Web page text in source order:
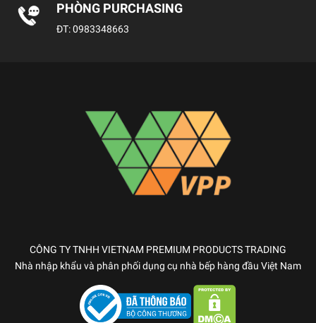
PHÒNG PURCHASING
ĐT:0983348663
CÔNG TY TNHH VIETNAM PREMIUM PRODUCTS TRADING
Nhà nhập khẩu và phân phối dụng cụ nhà bếp hàng đầu Việt Nam